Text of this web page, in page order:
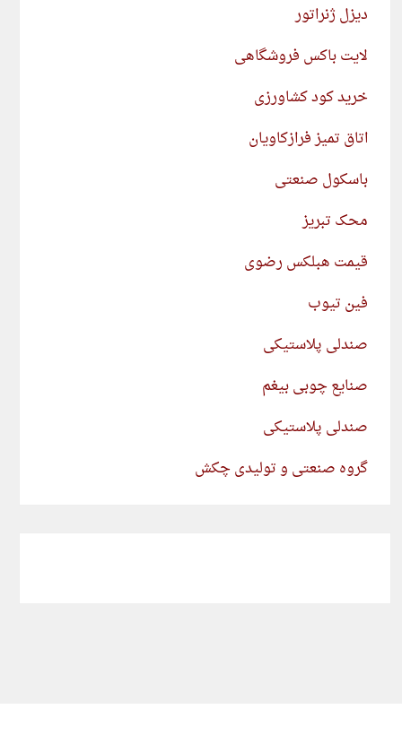
دیزل ژنراتور
لایت باکس فروشگاهی
خرید کود کشاورزی
اتاق تمیز فرازکاویان
باسکول صنعتی
محک تبریز
قیمت هبلکس رضوی
فین تیوب
صندلی پلاستیکی
صنایع چوبی بیغم
صندلی پلاستیکی
گروه صنعتی و تولیدی چکش